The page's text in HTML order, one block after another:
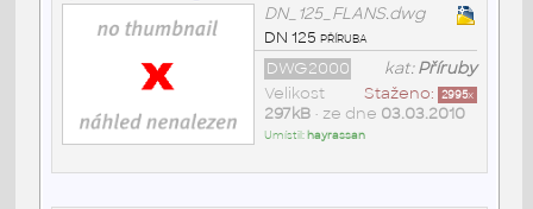
DN_125_FLANS.dwg
DN 125 příruba
kat:Příruby
DWG2000
Staženo: 2995x
Velikost
297kB• ze dne 03.03.2010
Umístil: hayrassan